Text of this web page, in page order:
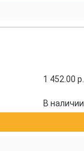
1 452.00 р.
В наличии